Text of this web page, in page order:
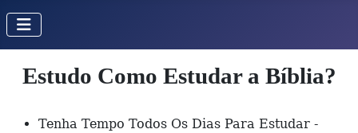
Estudo Como Estudar a Bíblia?
Tenha Tempo Todos Os Dias Para Estudar -